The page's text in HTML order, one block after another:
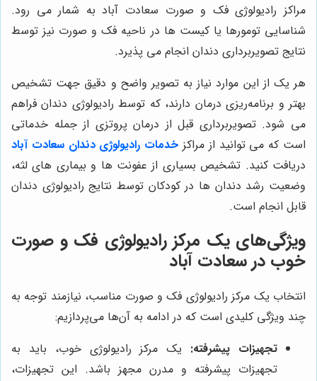
مراکز رادیولوژی فک و صورت سعادت آباد به شمار می رود.
شناسایی تومورها یا کیست ها در ناحیه فک و صورت نیز توسط
نتایج تصویربرداری دندان انجام می پذیرد.
هر یک از این موارد نیاز به تصویر واضح و دقیق جهت تشخیص
بهتر و برنامه‌ریزی درمان دارند، که توسط رادیولوژی دندان فراهم
می شود. تصویربرداری قبل از درمان پروتزی از جمله خدماتی
است که می توانید از مراکز خدمات رادیولوژی دندان سعادت آباد
دریافت کنید. تشخیص بسیاری از عفونت ها و بیماری های لثه،
وضعیت رشد دندان ها در کودکان توسط نتایج رادیولوژی دندان
قابل انجام است.
ویژگی‌های یک مرکز رادیولوژی فک و صورت
خوب در سعادت آباد
انتخاب یک مرکز رادیولوژی فک و صورت مناسب، نیازمند توجه به
چند ویژگی کلیدی است که در ادامه به آن‌ها می‌پردازیم:
تجهیزات پیشرفته: یک مرکز رادیولوژی خوب، باید به
تجهیزات پیشرفته و مدرن مجهز باشد. این تجهیزات،